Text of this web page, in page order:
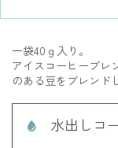
一袋40ｇ入り。
アイスコーヒーブ
のある豆をブレンド
水出しコ